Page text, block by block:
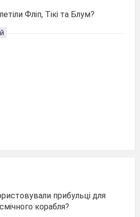
Фліп, Тікі та Блум?
прибульці для
корабля?